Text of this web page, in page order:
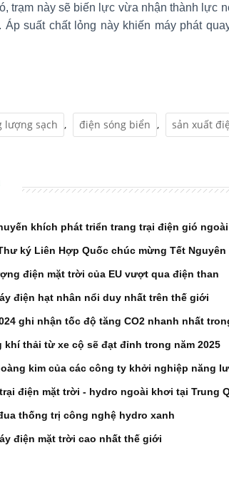
trạm này sẽ biến lực vừa nhận thành lực
Áp suất chất lỏng này khiến máy phát
lượng sạch , điện sóng biển , sản xuất
khích phát triển trang trại điện gió
ký Liên Hợp Quốc chúc mừng Tết Nguyên
điện mặt trời của EU vượt qua điện than
điện hạt nhân nổi duy nhất trên thế giới
ghi nhận tốc độ tăng CO2 nhanh nhất
khí thải từ xe cộ sẽ đạt đỉnh trong năm 2025
kim của các công ty khởi nghiệp năng
điện mặt trời - hydro ngoài khơi tại Trung
thống trị công nghệ hydro xanh
điện mặt trời cao nhất thế giới